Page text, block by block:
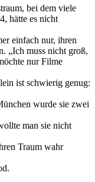
bei dem viele
hätte es nicht
einfach nur, ihren
„Ich muss nicht groß,
nur Filme
ist schwierig genug:
wurde sie zwei
man sie nicht
Traum wahr